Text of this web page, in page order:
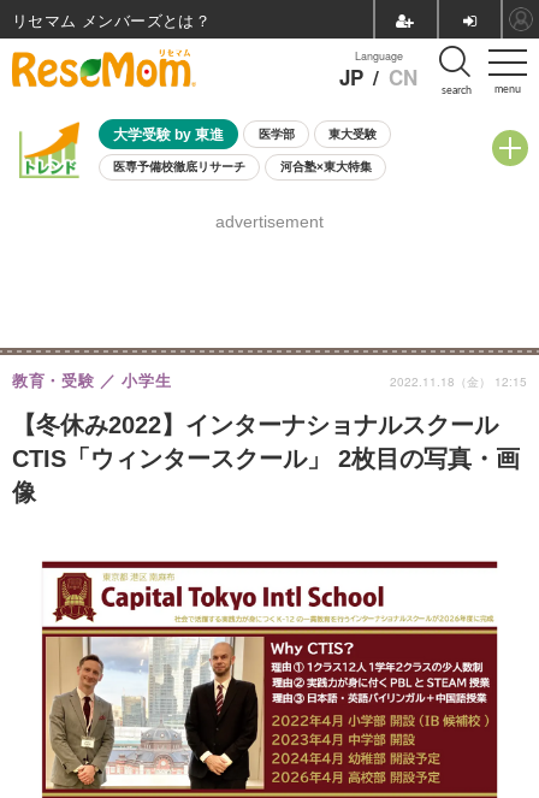
menu
Language
JP / CN search
大学受験 by 東進 医学部 東大受験
医専予備校徹底リサーチ 河合塾×東大特集
8月開催学校説明会・相談会
advertisement
【冬休み2022】インターナショナルスクール
CTIS「ウィンタースクール」 2枚目の写真・画
像
教育・受験 小学生 2022.11.18（金） 12:15
リセマム メンバーズ